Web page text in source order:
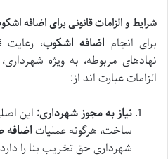
شرایط و الزامات قانونی برای اضافه
برای انجام اضافه اشکوب، رعایت
نهادهای مربوطه، به ویژه
الزامات عبارت اند از:
نیاز به مجوز شهرداری: این
ساخت، هرگونه عملیاتاضافه
شهرداری حق تخریب بنا را